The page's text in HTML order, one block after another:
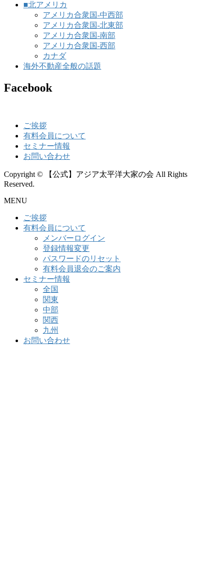
■北アメリカ
アメリカ合衆国-中西部
アメリカ合衆国-北東部
アメリカ合衆国-南部
アメリカ合衆国-西部
カナダ
海外不動産全般の話題
Facebook
ご挨拶
有料会員について
セミナー情報
お問い合わせ
Copyright © 【公式】アジア太平洋大家の会 All Rights
Reserved.
MENU
ご挨拶
有料会員について
メンバーログイン
登録情報変更
パスワードのリセット
有料会員退会のご案内
セミナー情報
全国
関東
中部
関西
九州
お問い合わせ